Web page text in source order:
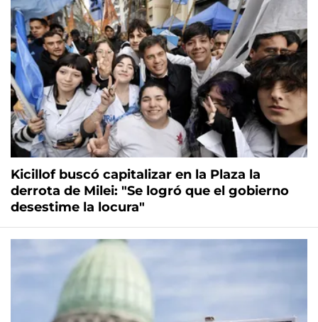
Kicillof buscó capitalizar en la Plaza la
derrota de Milei: "Se logró que el gobierno
desestime la locura"